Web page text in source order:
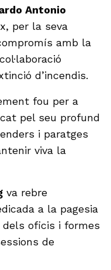
Antonio
per la seva
amb la
d’incendis.
fou per a
pel seu profund
i paratges
viva la
va rebre
a la pagesia
dels oficis i formes
de